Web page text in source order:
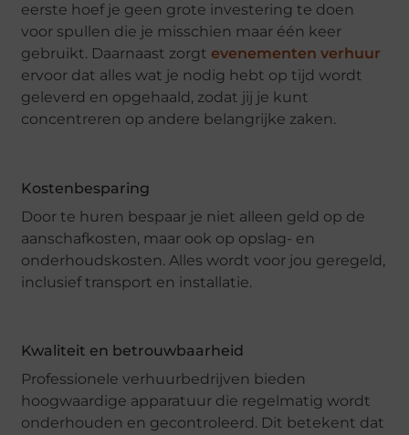
eerste hoef je geen grote investering te doen
voor spullen die je misschien maar één keer
gebruikt. Daarnaast zorgtevenementen verhuur
ervoor dat alles wat je nodig hebt op tijd wordt
geleverd en opgehaald, zodat jij je kunt
concentreren op andere belangrijke zaken.
Kostenbesparing
Door te huren bespaar je niet alleen geld op de
aanschafkosten, maar ook op opslag- en
onderhoudskosten. Alles wordt voor jou geregeld,
inclusief transport en installatie.
Kwaliteit en betrouwbaarheid
Professionele verhuurbedrijven bieden
hoogwaardige apparatuur die regelmatig wordt
onderhouden en gecontroleerd. Dit betekent dat